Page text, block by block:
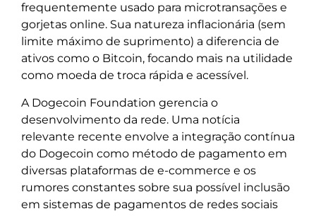
frequentemente usado para microtransações e
gorjetas online. Sua natureza inflacionária (sem
limite máximo de suprimento) a diferencia de
ativos como o Bitcoin, focando mais na utilidade
como moeda de troca rápida e acessível.
A Dogecoin Foundation gerencia o
desenvolvimento da rede. Uma notícia
relevante recente envolve a integração contínua
do Dogecoin como método de pagamento em
diversas plataformas de e-commerce e os
rumores constantes sobre sua possível inclusão
em sistemas de pagamentos de redes sociais